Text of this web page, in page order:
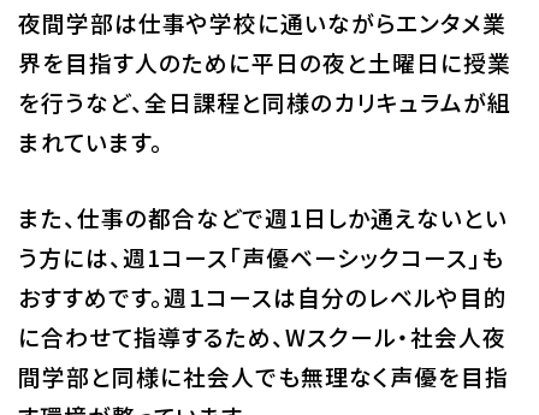
夜間学部は仕事や学校に通いながらエンタメ業
界を目指す人のために平日の夜と土曜日に授業
を行うなど、全日課程と同様のカリキュラムが組
まれています。
また、仕事の都合などで週1日しか通えないとい
う方には、週1コース「声優ベーシックコース」も
おすすめです。週１コースは自分のレベルや目的
に合わせて指導するため、Wスクール・社会人夜
間学部と同様に社会人でも無理なく声優を目指